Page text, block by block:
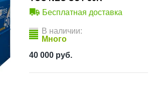
Бесплатная доставка
В наличии:
Много
40 000 руб.